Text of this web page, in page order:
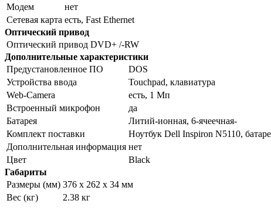
Модем
нет
Сетевая карта есть, Fast Ethernet
Оптический привод
Оптический привод DVD+ /-RW
Дополнительные характеристики
Предустановленное ПО
DOS
Устройства ввода
Touchpad, клавиатура
Web-Camera
есть, 1 Мп
Встроенный микрофон
да
Батарея
Литий-ионная, 6-ячеечная-
Комплект поставки
Ноутбук Dell Inspiron N5110,
Дополнительная информация нет
Цвет
Black
Габариты
Размеры (мм) 376 x 262 x 34 мм
Вес (кг)
2.38 кг